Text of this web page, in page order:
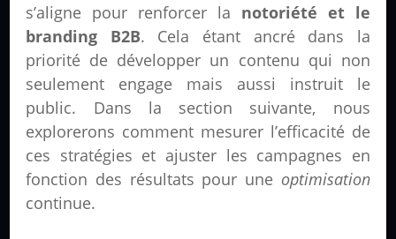
s’aligne pour renforcer la notoriété et le
branding B2B. Cela étant ancré dans la
priorité de développer un contenu qui non
seulement engage mais aussi instruit le
public. Dans la section suivante, nous
explorerons comment mesurer l’efficacité de
ces stratégies et ajuster les campagnes en
fonction des résultats pour une optimisation
continue.